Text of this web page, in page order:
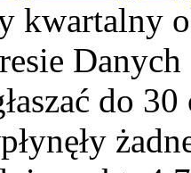
kwartalny
do